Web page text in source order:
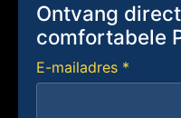
Ontvang
comfortabele
E-mailadres *